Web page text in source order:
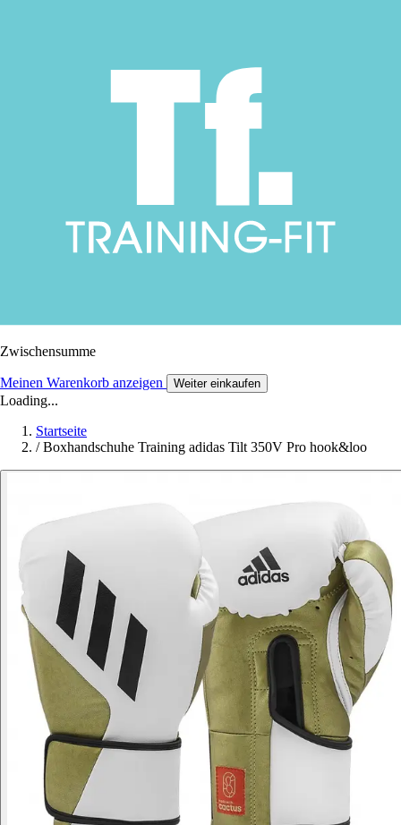
Zwischensumme
Meinen Warenkorb anzeigen Weiter einkaufen
Loading...
Startseite
/ Boxhandschuhe Training adidas Tilt 350V Pro hook&loo